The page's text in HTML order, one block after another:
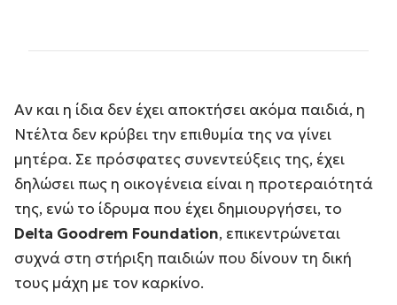
Αν και η ίδια δεν έχει αποκτήσει ακόμα παιδιά, η
Ντέλτα δεν κρύβει την επιθυμία της να γίνει
μητέρα. Σε πρόσφατες συνεντεύξεις της, έχει
δηλώσει πως η οικογένεια είναι η προτεραιότητά
της, ενώ το ίδρυμα που έχει δημιουργήσει, το
Delta Goodrem Foundation, επικεντρώνεται
συχνά στη στήριξη παιδιών που δίνουν τη δική
τους μάχη με τον καρκίνο.